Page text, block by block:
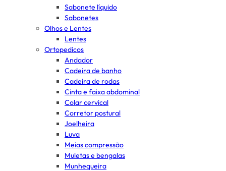
Sabonete líquido
Sabonetes
Olhos e Lentes
Lentes
Ortopedicos
Andador
Cadeira de banho
Cadeira de rodas
Cinta e faixa abdominal
Colar cervical
Corretor postural
Joelheira
Luva
Meias compressão
Muletas e bengalas
Munhequeira